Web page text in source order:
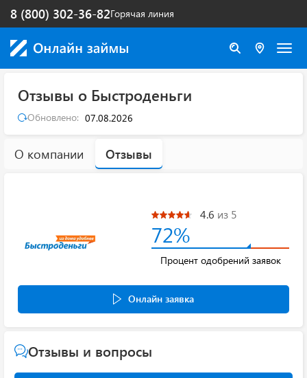
Горячая линия
8 (800) 302-36-82
Отзывы о Быстроденьги
Обновлено: 07.08.2026
О компании Отзывы
4.6 из 5
72%
Процент одобрений заявок
Онлайн заявка
Отзывы и вопросы